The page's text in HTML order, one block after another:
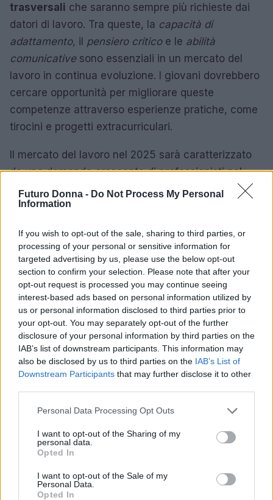
Futuro Donna - Do Not Process My Personal
Information
If you wish to opt-out of the sale, sharing to third parties, or
processing of your personal or sensitive information for
targeted advertising by us, please use the below opt-out
section to confirm your selection. Please note that after your
opt-out request is processed you may continue seeing
interest-based ads based on personal information utilized by
us or personal information disclosed to third parties prior to
your opt-out. You may separately opt-out of the further
disclosure of your personal information by third parties on the
IAB’s list of downstream participants. This information may
also be disclosed by us to third parties on the IAB’s List of
Downstream Participants that may further disclose it to other
Please note that this website/app uses one or more Google
not limited to your visit or usage behaviour. You may click to
grant or deny consent to Google and its third-party tags to
use your data for below specified purposes in below Google
consent section.
Personal Data Processing Opt Outs
I want to opt-out of the Sharing of my
personal data.
Opted In
I want to opt-out of the Sale of my
Personal Data.
Opted In
trasversali che saranno sempre più richieste dai
datori di lavoro. Tra queste, la capacità di
adattamento, il pensiero criticoe le abilità
comunicativesono essenziali in un mercato del
lavoro in continua evoluzione. I giovani dovrebbero
cercare opportunità per migliorare queste
competenze attraverso esperienze pratiche, come
tirocini e progetti extracurriculari.
Il mercato del lavoro nel 2025 sarà caratterizzato
da una domanda crescente di professionisti nel
settore tecnologico, della sostenibilità e della
sanità. I giovani che si preparano a queste sfide
opportunità di lavoro gratificanti e remunerative.
Investire nella propria formazione e nello sviluppo
di competenze trasversali sarà fondamentale per
avere successo nel futuro.
AUTORE
Staff